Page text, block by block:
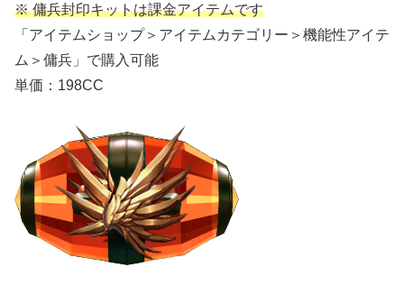
※ 傭兵封印キットは課金アイテムです
「アイテムショップ＞アイテムカテゴリー＞機能性アイテ
ム＞傭兵」で購入可能
単価：198CC